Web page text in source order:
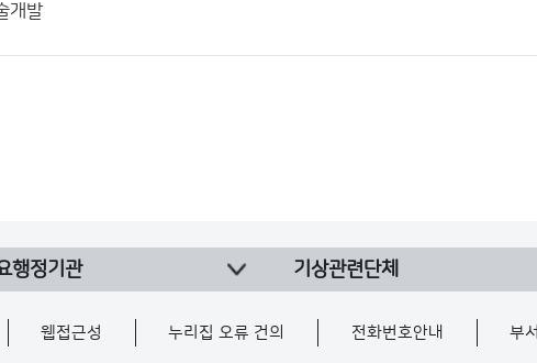
개발
행정기관 기상관련단체
웹접근성 누리집 오류 건의 전화번호안내 부